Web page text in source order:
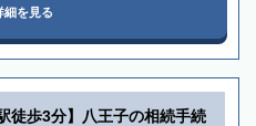
細を見る
徒歩3分】八王子の相続手続